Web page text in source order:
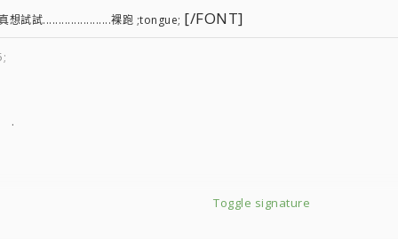
想試試......................裸跑 ;tongue; [/FONT]
Toggle signature